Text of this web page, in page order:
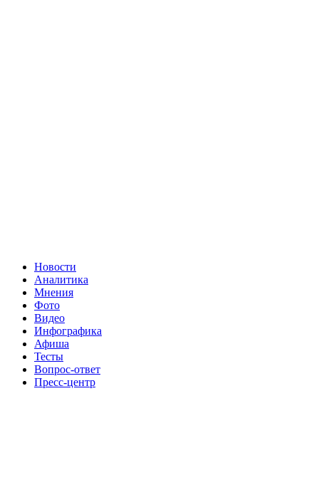
Новости
Аналитика
Мнения
Фото
Видео
Инфографика
Афиша
Тесты
Вопрос-ответ
Пресс-центр